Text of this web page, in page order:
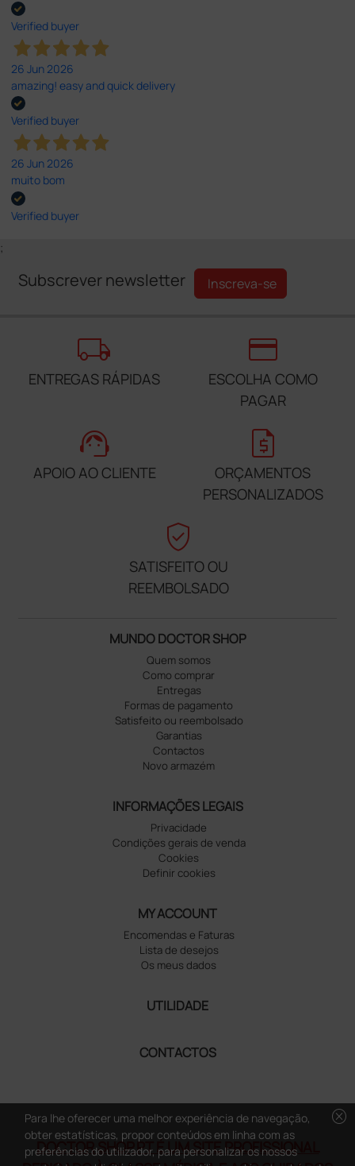
Verified buyer
26 Jun 2026
amazing! easy and quick delivery
Verified buyer
26 Jun 2026
muito bom
Verified buyer
;
Subscrever newsletter Inscreva-se
local_shipping
ENTREGAS RÁPIDAS
credit_card
ESCOLHA COMO
PAGAR
support_agent
APOIO AO CLIENTE
request_quote
ORÇAMENTOS
PERSONALIZADOS
verified_user
SATISFEITO OU
REEMBOLSADO
MUNDO DOCTOR SHOP
Quem somos
Como comprar
Entregas
Formas de pagamento
Satisfeito ou reembolsado
Garantias
Contactos
Novo armazém
INFORMAÇÕES LEGAIS
Privacidade
Condições gerais de venda
Cookies
Definir cookies
MY ACCOUNT
Encomendas e Faturas
Lista de desejos
Os meus dados
UTILIDADE
CONTACTOS
DOCTOR SHOP.PT É UM SITE PROFISSIONAL
cancel
Para lhe oferecer uma melhor experiência de navegação,
obter estatísticas, propor conteúdos em linha com as
preferências do utilizador, para personalizar os nossos